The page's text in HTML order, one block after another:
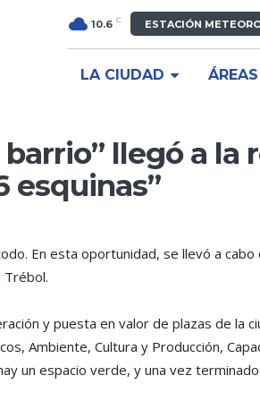
10.6 C ESTACIÓN
LA CIUDAD ÁREAS
llegó a la
esquinas”
En esta oportunidad, se llevó a cabo
Trébol.
y puesta en valor de plazas de la
Ambiente, Cultura y Producción,
un espacio verde, y una vez